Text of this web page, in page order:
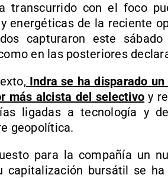
transcurrido con el foco
energéticas de la reciente
capturaron este
en las posteriores
Indra se ha disparado
más alcista del selectivo y
ligadas a tecnología y
geopolítica.
para la compañía un
capitalización bursátil se